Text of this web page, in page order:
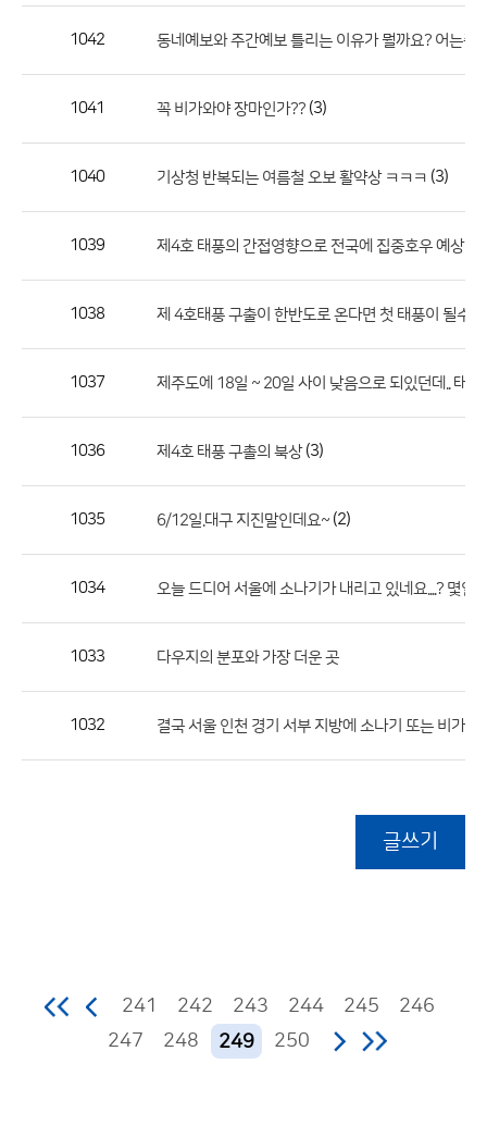
호,
록
공
1042 동네예보와 주간예보 틀리는 이유가 뭘까요? 어는쪽
1041 꼭 비가와야 장마인가?? (3)
1040 기상청 반복되는 여름철 오보 활약상 ㅋㅋㅋ (3)
1039 제4호 태풍의 간접영향으로 전국에 집중호우 예상 -
1038 제 4호태풍 구출이 한반도로 온다면 첫 태풍이 될수
1037 제주도에 18일 ~ 20일 사이 낮음으로 되있던데.. 태풍
1036 제4호 태풍 구촐의 북상(3)
1035 6/12일.대구 지진말인데요~ (2)
1034 오늘 드디어 서울에 소나기가 내리고 있네요....? 몇일
1033 다우지의 분포와 가장 더운 곳
1032 결국 서울 인천 경기 서부 지방에 소나기 또는 비가
글쓰기
241 242 243 244 245
246
247
248 249 250